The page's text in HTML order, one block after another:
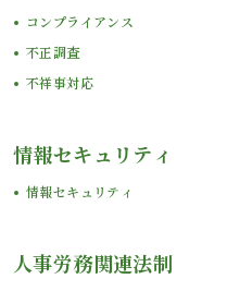
コンプライアンス
不正調査
不祥事対応
情報セキュリティ
情報セキュリティ
人事労務関連法制